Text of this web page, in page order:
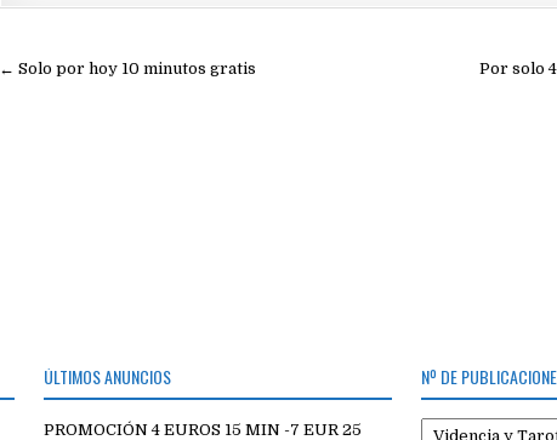
Navegación
← Solo por hoy 10 minutos gratis Por solo
ÚLTIMOS ANUNCIOS
PROMOCIÓN 4 EUROS 15 MIN -7 EUR 25
Nº DE